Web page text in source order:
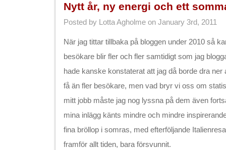
Nytt år, ny energi och ett
Posted by Lotta Agholme on January 3rd, 2011
När jag tittar tillbaka på bloggen under 2010 så
besökare blir fler och fler samtidigt som jag
hade kanske konstaterat att jag då borde dra ner
få än fler besökare, men vad bryr vi oss om
mitt jobb måste jag nog lyssna på dem även
mina inlägg känts mindre och mindre
fina bröllop i somras, med efterföljande
framför allt tiden, bara försvunnit.